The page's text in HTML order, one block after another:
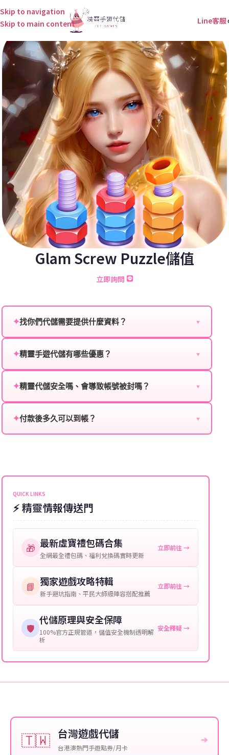
Skip to navigation
Skip to main content
Line客服
Glam Screw Puzzle儲值
立即詢問
✦找你們代儲需要提供什麼資料？ ▼
服：
角色名稱：您遊戲中的角色名稱。
等級：角色的當前等級。
提供這些信息能幫助我們更快地處理您的代儲需求，確
保您盡享遊戲樂趣！
✦精靈手遊代儲有哪些優惠？ ▼
贈送、大額儲值優惠及節日限定活動，儲值最低6折
✦精靈代儲安全嗎、會導致帳號被封嗎？ ▼
單，不使用外掛程式、非法點數或異常儲值管道。您獲
✦付款後多久可以到帳？ ▼
可直接聯絡客服查詢訂單進度。
QUICK LINKS
⚡ 精靈情報傳送門
🎁 最新虛寶禮包碼合集
全網最全禮包碼、福利兌換碼實時更新
立即前往 →
📘 獨家遊戲攻略特輯
新手避坑指南、平民大師級陣容搭配推薦
立即前往 →
🛡️
代儲原理與安全保障
100%官方正規管道，儲值安全機制透明解
析
安全釋疑 →
🇹🇼 台灣遊戲代儲
台港澳熱門手遊點券/月卡
➔